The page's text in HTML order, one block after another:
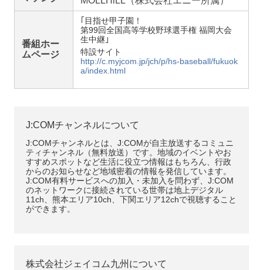
番組ホー
ムページ
｢目指せ甲子園！
第99回全国高等学校野球選手権 福岡大会
生中継｣
特設サイト
http://c.myjcom.jp/jch/p/hs-baseball/fukuok
a/index.html
J:COMチャンネルについて
J:COMチャンネルとは、J:COMが自主放送するコミュニ
ティチャンネル（無料放送）です。地域のイベントやお
すすめスポットなど生活に役立つ情報はもちろん、行政
からのお知らせなど地域密着の情報を発信しています。
J:COM有料サービスへの加入・未加入を問わず、J:COM
のネットワークに接続されている世帯は地上デジタル
11ch、熊本エリア10ch、下関エリア12chで視聴すること
ができます。
株式会社ジェイコム九州について